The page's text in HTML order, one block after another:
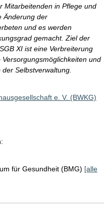
Mitarbeitenden in Pflege und
Änderung der
und es werden
gemacht. Ziel der
XI ist eine Verbreiterung
und
Selbstverwaltung.
e. V. (BWKG)
für Gesundheit (BMG) [alle